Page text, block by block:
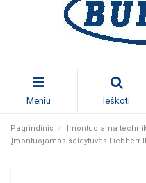
Meniu Ieškoti
Pagrindinis Įmontuojama
Įmontuojamas šaldytuvas Liebherr